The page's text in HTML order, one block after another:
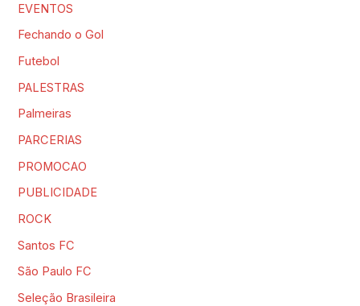
EVENTOS
Fechando o Gol
Futebol
PALESTRAS
Palmeiras
PARCERIAS
PROMOCAO
PUBLICIDADE
ROCK
Santos FC
São Paulo FC
Seleção Brasileira